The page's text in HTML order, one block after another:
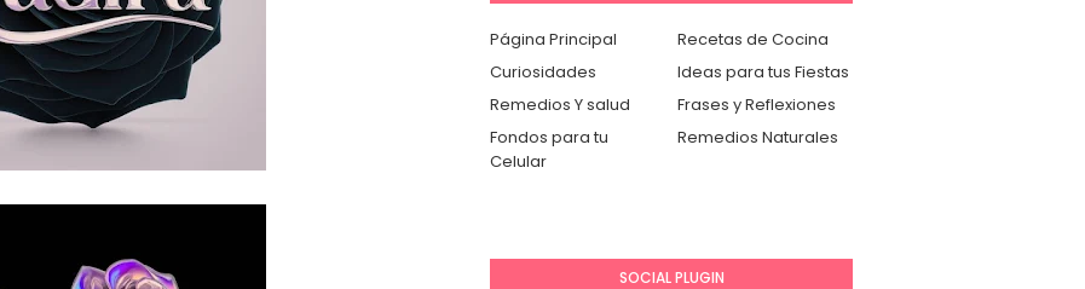
Página Principal
Recetas de Cocina
Curiosidades
Ideas para tus Fiestas
Remedios Y salud
Frases y Reflexiones
Fondos para tu
Celular
Remedios Naturales
SOCIAL PLUGIN